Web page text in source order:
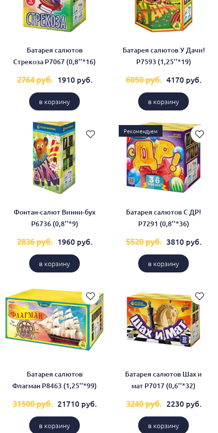
Батарея салютов
Стрекоза Р7067 (0,8''*16)
2764 руб. 1910 руб.
в корзину
Батарея салютов У Дачи!
Р7593 (1,25''*19)
6050 руб. 4170 руб.
в корзину
Фонтан-салют Винни-бух
Р6736 (0,8''*9)
2836 руб. 1960 руб.
в корзину
Рекомендуем
Батарея салютов С ДР!
Р7291 (0,8''*36)
5520 руб. 3810 руб.
в корзину
Батарея салютов
Флагман Р8463 (1,25''*99)
31500 руб. 21710 руб.
в корзину
Батарея салютов Шах и
мат Р7017 (0,6''*32)
3240 руб. 2230 руб.
в корзину